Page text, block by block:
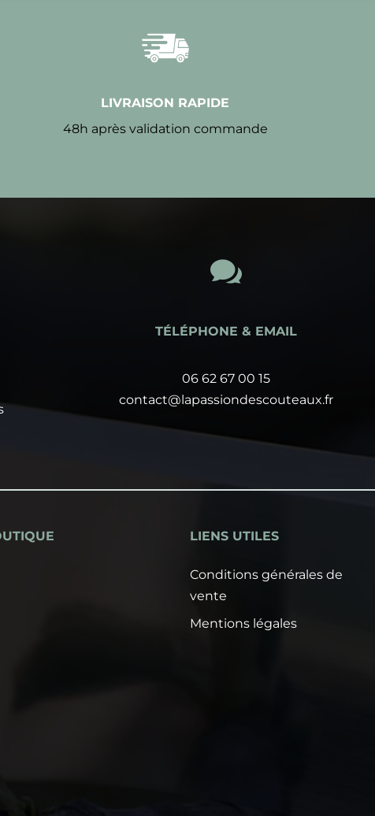
LIVRAISON RAPIDE
48h après validation commande

TÉLÉPHONE & EMAIL
06 62 67 00 15
contact@lapassiondescouteaux.fr
LIENS UTILES
Conditions générales de
vente
Mentions légales